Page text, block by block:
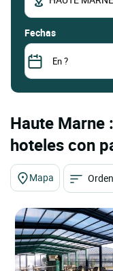
fechas
Haute Marne
hoteles con
Mapa